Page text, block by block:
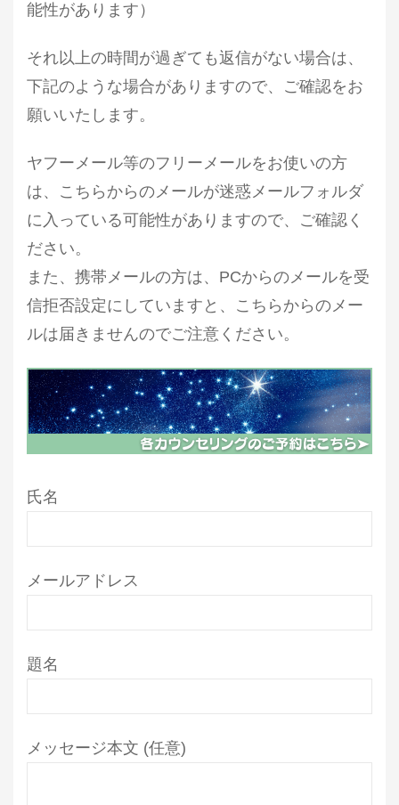
能性があります）
それ以上の時間が過ぎても返信がない場合は、
下記のような場合がありますので、ご確認をお
願いいたします。
ヤフーメール等のフリーメールをお使いの方
は、こちらからのメールが迷惑メールフォルダ
に入っている可能性がありますので、ご確認く
ださい。
また、携帯メールの方は、PCからのメールを受
信拒否設定にしていますと、こちらからのメー
ルは届きませんのでご注意ください。
氏名
メールアドレス
題名
メッセージ本文 (任意)